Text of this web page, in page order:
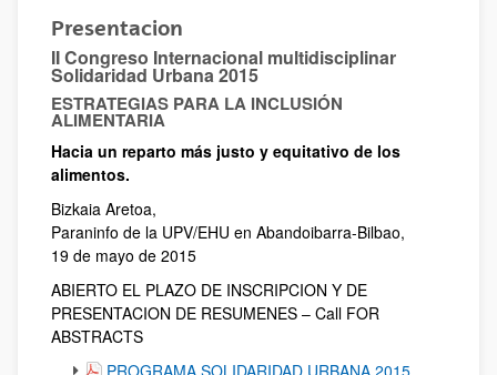
Presentacion
II Congreso Internacional multidisciplinar
Solidaridad Urbana 2015
ESTRATEGIAS PARA LA INCLUSIÓN
ALIMENTARIA
Hacia un reparto más justo y equitativo de los
alimentos.
Bizkaia Aretoa,
Paraninfo de la UPV/EHU en Abandoibarra-Bilbao,
19 de mayo de 2015
ABIERTO EL PLAZO DE INSCRIPCION Y DE
PRESENTACION DE RESUMENES – Call FOR
ABSTRACTS
(Abre una nueva ventana)
PROGRAMA SOLIDARIDAD URBANA 2015